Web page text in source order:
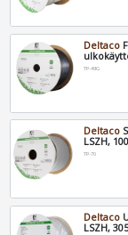
Deltaco
TP-49G
Deltaco
LSZH,
TP-70
Deltaco
LSZH,